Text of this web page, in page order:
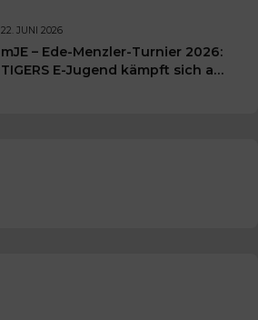
22. JUNI 2026
mJE – Ede-Menzler-Turnier 2026:
TIGERS E-Jugend kämpft sich auf